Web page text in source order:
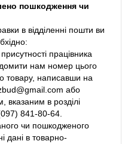
пошкодження чи
в відділенні пошти ви
працівника
нам номер цього
товару, написавши на
або
в розділі
841-80-64.
чи пошкодженого
дані в товарно-